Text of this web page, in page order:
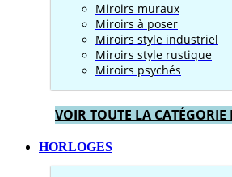
Miroirs muraux
Miroirs à poser
Miroirs style industriel
Miroirs style rustique
Miroirs psychés
VOIR TOUTE LA
HORLOGES